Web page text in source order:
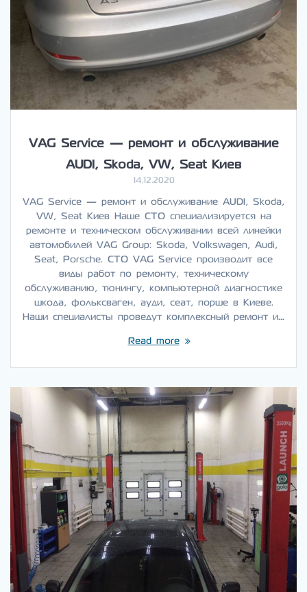
VAG Service — ремонт и обслуживание
AUDI, Skoda, VW, Seat Киев
14.12.2020
VAG Service — ремонт и обслуживание AUDI, Skoda,
VW, Seat Киев Наше СТО специализируется на
ремонте и техническом обслуживании всей линейки
автомобилей VAG Group: Skoda, Volkswagen, Audi,
Seat, Porsche. СТО VAG Service производит все
виды работ по ремонту, техническому
обслуживанию, тюнингу, компьютерной диагностике
шкода, фольксваген, ауди, сеат, порше в Киеве.
Наши специалисты проведут комплексный ремонт и…
Read more